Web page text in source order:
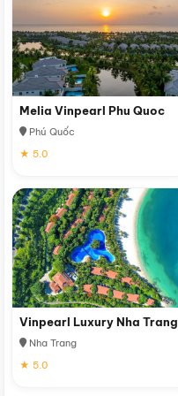
Melia Vinpearl Phu Quoc
Phú Quốc
★ 5.0
Vinpearl Luxury Nha Trang
Nha Trang
★ 5.0